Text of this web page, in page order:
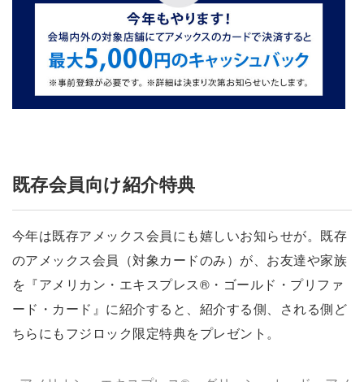
既存会員向け紹介特典
今年は既存アメックス会員にも嬉しいお知らせが。既存
のアメックス会員（対象カードのみ）が、お友達や家族
を『アメリカン・エキスプレス®・ゴールド・プリファ
ード・カード』に紹介すると、紹介する側、される側ど
ちらにもフジロック限定特典をプレゼント。